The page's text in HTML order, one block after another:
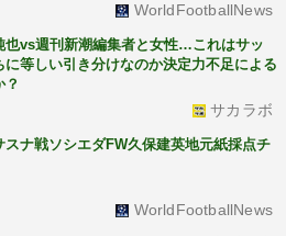
WorldFootballNews
也vs週刊新潮編集者と女性…これはサッ
に等しい引き分けなのか決定力不足による
？
サカラボ
ナ戦ソシエダFW久保建英地元紙採点チ
WorldFootballNews